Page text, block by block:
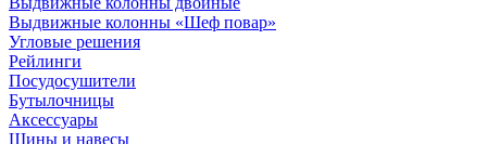
Bыдвижные колонны «Шеф повар»
Угловые решения
Рейлинги
Посудосушители
Бутылочницы
Аксессуары
Шины и навесы